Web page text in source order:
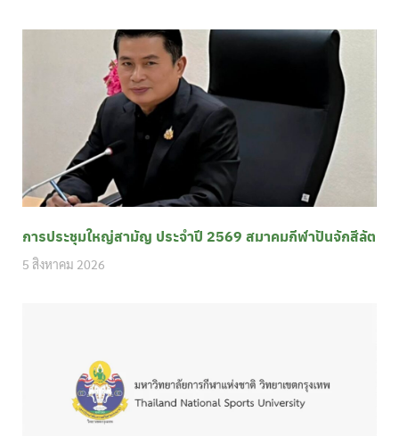
การประชุมใหญ่สามัญ ประจำปี 2569 สมาคมกีฬาปันจักสีลัต
5 สิงหาคม 2026